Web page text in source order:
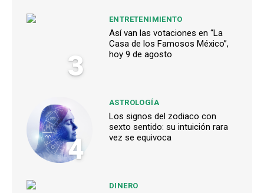
3
ENTRETENIMIENTO
Así van las votaciones en “La
Casa de los Famosos México”,
hoy 9 de agosto
4
ASTROLOGÍA
Los signos del zodiaco con
sexto sentido: su intuición rara
vez se equivoca
DINERO